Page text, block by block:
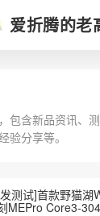
爱折腾的老
包含新品资讯、
验分享等。
测试]首款野猫湖
MEPro Core3-